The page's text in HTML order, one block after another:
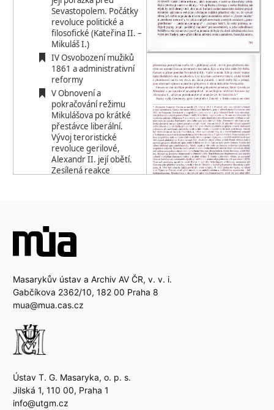
Masarykův ústav a Archiv AV ČR, v. v. i.
Gabčíkova 2362/10, 182 00 Praha 8
mua@mua.cas.cz
Ústav T. G. Masaryka, o. p. s.
Jilská 1, 110 00, Praha 1
info@utgm.cz